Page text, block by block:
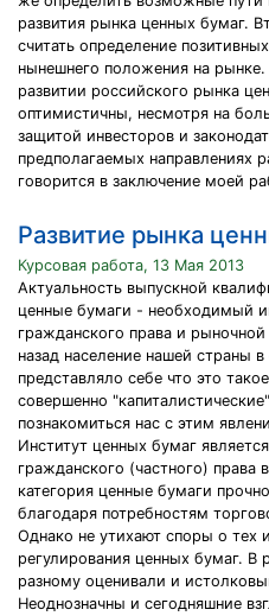
развития рынка ценных бумаг.
считать определение
нынешнего положения на
развитии российского рынка
оптимистичны, несмотря на
защитой инвесторов и
предполагаемых направлениях
говорится в заключение моей
Развитие рынка
Курсовая работа, 13 Мая 2013
Актуальность выпускной
ценные бумаги - необходимый
гражданского права и
назад население нашей страны
представляло себе что это
совершенно
познакомиться нас с этим
Институт ценных бумаг
гражданского (частного) права
категория ценные бумаги
благодаря потребностям
Однако не утихают споры о тех
регулирования ценных бумаг. В
разному оценивали и
Неоднозначны и сегодняшние